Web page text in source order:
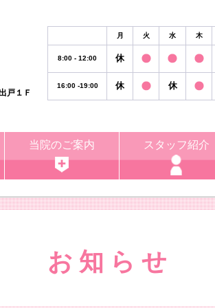
戸１Ｆ
月 火 水 木
8:00 - 12:00 休
16:00 -19:00 休 休
当院のご案内 スタッフ紹介
お 知 ら せ